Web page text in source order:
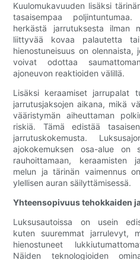
Kuulomukavuuden lisäksi
tasaisempaa
herkästä jarrutuksesta ilman
liittyvää kovaa palautetta
hienostuneisuus on
voivat odottaa
ajoneuvon reaktioiden välillä.
Lisäksi keraamiset jarrupalat
jarrutusjaksojen aikana, mikä
vääristymän aiheuttaman
riskiä. Tämä edistää
jarrutuskokemusta.
ajokokemuksen osa-alue on
rauhoittamaan, keraamisten
melun ja tärinän vaimennus
ylellisen auran säilyttämisessä.
Yhteensopivuus tehokkaiden
Luksusautoissa on usein
kuten suuremmat jarrulevyt,
hienostuneet
Näiden teknologioiden